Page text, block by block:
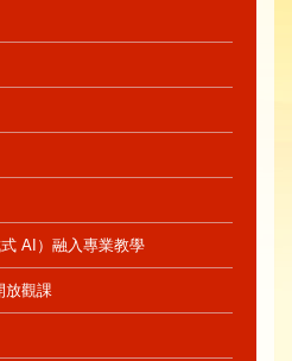
AI）融入專業教學
放觀課